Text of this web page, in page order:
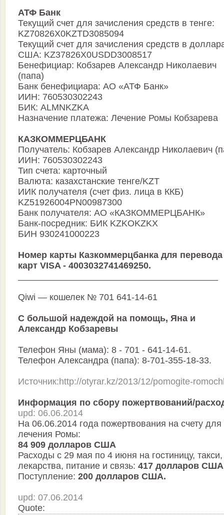
АТФ Банк
Текущий счет для зачисления средств в тенге:
KZ70826Х0KZTD3085094
Текущий счет для зачисления средств в
США: KZ37826X0USDD3008517
Бенефициар: Кобзарев Александр Николаевич
(папа)
Банк бенефициара: АО «АТФ Банк»
ИИН: 760530302243
БИК: ALMNKZKA
Назначение платежа: Лечение Ромы Кобзарева
КАЗКОММЕРЦБАНК
Получатель: Кобзарев Александр Николаевич
ИИН: 760530302243
Тип счета: карточный
Валюта: казахстанские тенге/KZT
ИИК получателя (счет физ. лица в ККБ)
KZ51926004PN00987300
Банк получателя: АО «КАЗКОММЕРЦБАНК»
Банк-посредник: БИК KZKOKZKX
БИН 930241000223
Номер карты Казкоммерцбанка для перевода
карт VISA - 4003032741469250.
Qiwi — кошелек № 701 641-14-61
С большой надеждой на помощь, Яна и
Александр Кобзаревы
Телефон Яны (мама): 8 - 701 - 641-14-61.
Телефон Александра (папа): 8-701-355-18-33.
Источник:http://otyrar.kz/2013/12/pomogite-
Информация по сбору пожертвований/
upd: 06.06.2014
На 06.06.2014 года пожертвования на счету для
лечения Ромы:
84 909 долларов США
Расходы с 29 мая по 4 июня на гостиницу, такси,
лекарства, питание и связь: 417 долларов
Поступление: 200 долларов США.
upd: 07.06.2014
Quote: